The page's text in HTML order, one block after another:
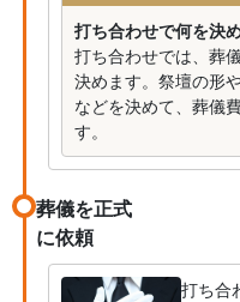
打ち合わせで何を決
打ち合わせでは、葬
決めます。祭壇の形
などを決めて、葬儀
す。
葬儀を正式
に依頼
打ち合